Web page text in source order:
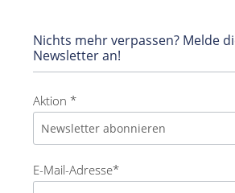
Nichts mehr verpassen? Melde
Newsletter an!
Aktion *
E-Mail-Adresse*